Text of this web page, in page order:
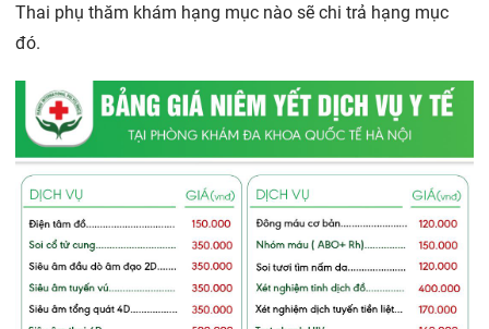
Thai phụ thăm khám hạng mục nào sẽ chi trả hạng mục
đó.